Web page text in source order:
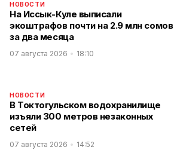
НОВОСТИ
На Иссык-Куле выписали
экоштрафов почти на 2.9 млн сомов
за два месяца
07 августа 2026 18:10
НОВОСТИ
В Токтогульском водохранилище
изъяли 300 метров незаконных
сетей
07 августа 2026 14:52